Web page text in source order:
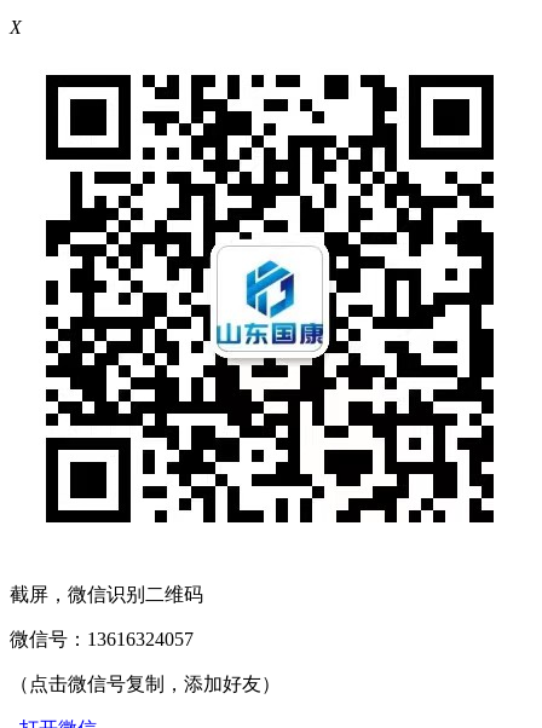
X
截屏，微信识别二维码
微信号： 13616324057
（点击微信号复制，添加好友）